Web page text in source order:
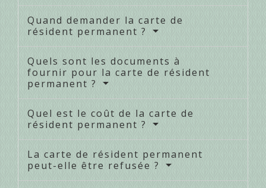
Quand demander la carte de
résident permanent ?
Quels sont les documents à
fournir pour la carte de résident
permanent ?
Quel est le coût de la carte de
résident permanent ?
La carte de résident permanent
peut-elle être refusée ?